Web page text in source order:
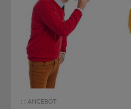
: : ANGEBOT